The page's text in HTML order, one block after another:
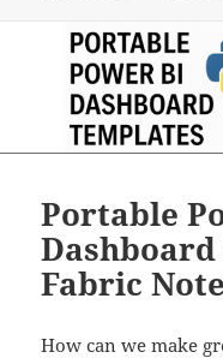
Portable
Fabric
How can we make